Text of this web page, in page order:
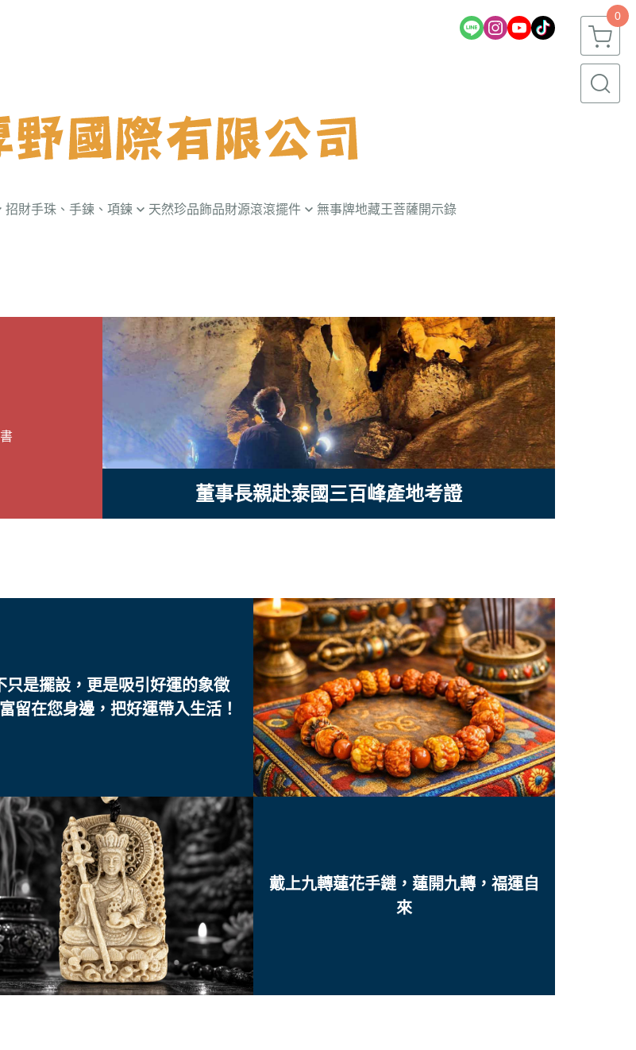
0
胡天神)
招財手珠、手鍊、項鍊 天然珍品飾品財源滾滾擺件
財寶擺件
招財貓
發財樹
水晶洞
無事牌地藏王菩薩開示錄
董事長親赴泰國三百峰產地考證
只是擺設，更是吸引好運的象徵
留在您身邊，把好運帶入生活！
戴上九轉蓮花手鏈，蓮開九轉，福運自
來